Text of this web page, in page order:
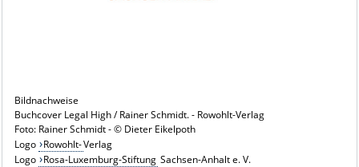
Bildnachweise
Buchcover Legal High / Rainer Schmidt. - Rowohlt-Verlag
Foto: Rainer Schmidt - © Dieter Eikelpoth
Logo Rowohlt-Verlag
Logo Rosa-Luxemburg-Stiftung Sachsen-Anhalt e. V.